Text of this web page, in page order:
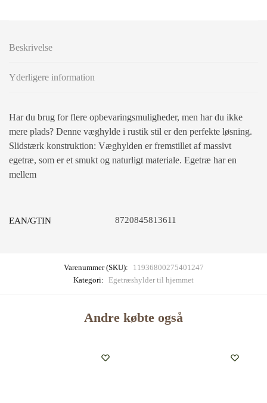
Beskrivelse
Yderligere information
Har du brug for flere opbevaringsmuligheder, men har du ikke
mere plads? Denne væghylde i rustik stil er den perfekte løsning.
Slidstærk konstruktion: Væghylden er fremstillet af massivt
egetræ, som er et smukt og naturligt materiale. Egetræ har en
mellem
EAN/GTIN 8720845813611
Varenummer (SKU):
11936800275401247
Kategori: Egetræshylder til hjemmet
Andre købte også